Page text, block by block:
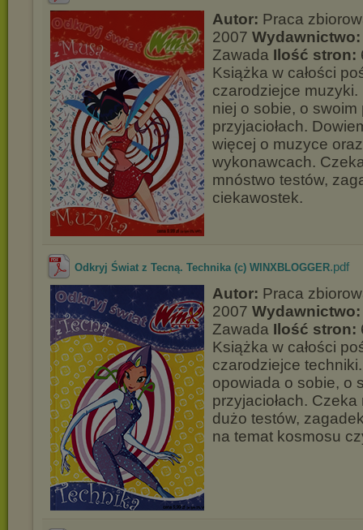
Autor: Praca
2007 Wydawnictwo:
Zawada Ilość stron:
Książka w całości
czarodziejce
niej o sobie, o swoim
przyjaciołach.
więcej o muzyce
wykonawcach.
mnóstwo testów,
ciekawostek.
Odkryj Świat z Tecną. Technika (c) WINXBLOGGER.pdf
Autor: Praca
2007 Wydawnictwo:
Zawada Ilość stron:
Książka w całości
czarodziejce
opowiada o sobie, o
przyjaciołach.
dużo testów,
na temat kosmosu